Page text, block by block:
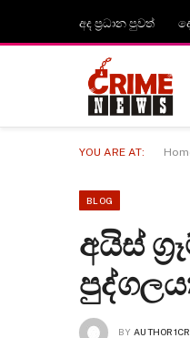
අද ප්‍රධාන පුවත්
YOU ARE AT:
BLOG
අයිස්
BY